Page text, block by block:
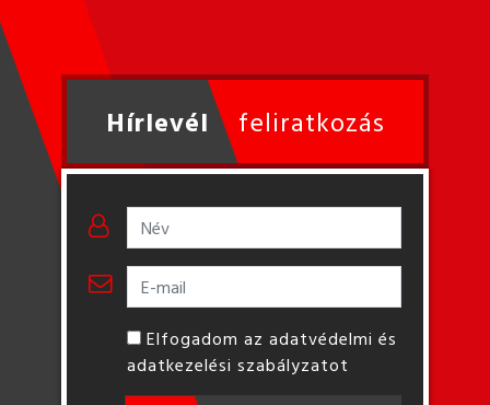
Hírlevél feliratkozás
Elfogadom az adatvédelmi és
adatkezelési szabályzatot